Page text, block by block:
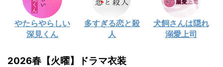
やたらやらしい
深見くん
多すぎる恋と殺
人
犬飼さんは隠れ
溺愛上司
2026春【火曜】ドラマ衣装